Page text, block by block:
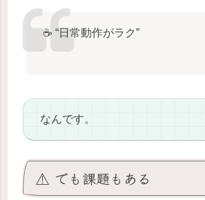
☕️ “日常動作がラク”
なんです。
⚠️ でも課題もある